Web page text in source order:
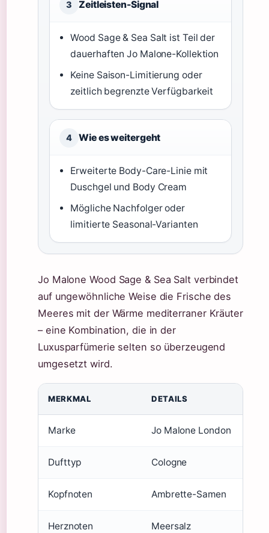
3 Zeitleisten-Signal
Wood Sage & Sea Salt ist Teil der
dauerhaften Jo Malone-Kollektion
Keine Saison-Limitierung oder
zeitlich begrenzte Verfügbarkeit
4 Wie es weitergeht
Erweiterte Body-Care-Linie mit
Duschgel und Body Cream
Mögliche Nachfolger oder
limitierte Seasonal-Varianten
Jo Malone Wood Sage & Sea Salt verbindet
auf ungewöhnliche Weise die Frische des
Meeres mit der Wärme mediterraner Kräuter
– eine Kombination, die in der
Luxusparfümerie selten so überzeugend
umgesetzt wird.
MERKMAL DETAILS
Marke Jo Malone London
Dufttyp Cologne
Kopfnoten Ambrette-Samen
Herznoten Meersalz